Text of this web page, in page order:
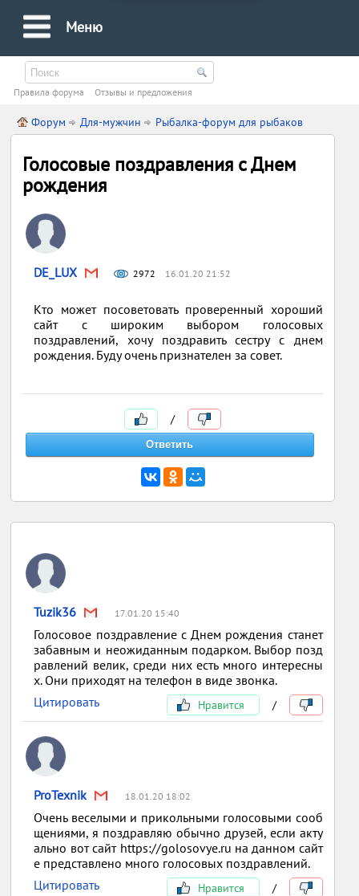
Меню
Правила форума Oтзывы и предложения
Форум Для-мужчин Рыбалка-форум для рыбаков
Голосовые поздравления с Днем
рождения
DE_LUX 2972 16.01.20 21:52
Кто может посоветовать проверенный хороший
сайт с широким выбором голосовых
поздравлений, хочу поздравить сестру с днем
рождения. Буду очень признателен за совет.
/
Tuzik36 17.01.20 15:40
Голосовое поздравление с Днем рождения станет
забавным и неожиданным подарком. Выбор позд
равлений велик, среди них есть много интересны
х. Они приходят на телефон в виде звонка.
Цитировать
Нравится /
ProTexnik 18.01.20 18:02
Очень веселыми и прикольными голосовыми сооб
щениями, я поздравляю обычно друзей, если акту
ально вот сайт https://golosovye.ru на данном сайт
е представлено много голосовых поздравлений.
Цитировать
Нравится /